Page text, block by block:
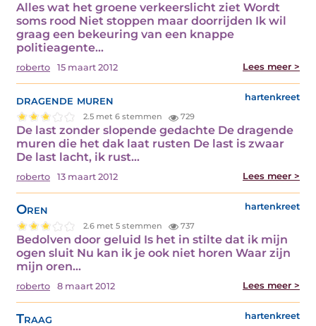
Alles wat het groene verkeerslicht ziet Wordt
soms rood Niet stoppen maar doorrijden Ik wil
graag een bekeuring van een knappe
politieagente…
roberto 15 maart 2012 Lees meer >
dragende muren hartenkreet
2.5 met 6 stemmen 729
De last zonder slopende gedachte De dragende
muren die het dak laat rusten De last is zwaar
De last lacht, ik rust…
roberto 13 maart 2012 Lees meer >
Oren hartenkreet
2.6 met 5 stemmen 737
Bedolven door geluid Is het in stilte dat ik mijn
ogen sluit Nu kan ik je ook niet horen Waar zijn
mijn oren…
roberto 8 maart 2012 Lees meer >
Traag hartenkreet